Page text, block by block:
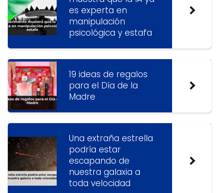
es experta en
manipulación
psicológica y estafa
19 ideas de regalos
para el Día de la
Madre
Una extraña estrella
podría estar
escapando de
nuestra galaxia a
toda velocidad